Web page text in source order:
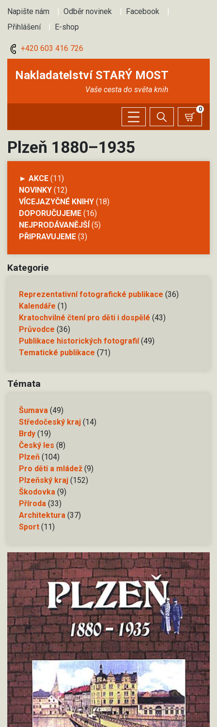
Napište nám | Odběr novinek | Facebook
|
Přihlášení
| E-shop
+420 603 416 726
Nakladatelství STARÝ MOST
Vaše cesta do světa knih
0
Plzeň 1880–1935
► AKCE (11)
NOVINKY (12)
VÍCEJAZYČNÉ KNIHY (18)
DOPORUČUJEME (16)
NEJPRODÁVANĚJŠÍ (5)
PŘIPRAVUJEME (3)
Kategorie
Reprezentativní fotografické publikace (36)
Kalendáře (1)
Kratochvilné čtení pro děti i dospělé (43)
Průvodce (36)
Publikace historických fotografií(49)
Tematické publikace (71)
Témata
Šumava (49)
Středočeský kraj (14)
Brdy (19)
Český les (8)
Plzeň (104)
Pro děti a mládež (9)
Plzeňský kraj (152)
Škodovka (9)
Příroda (33)
Architektura (37)
Sport (11)